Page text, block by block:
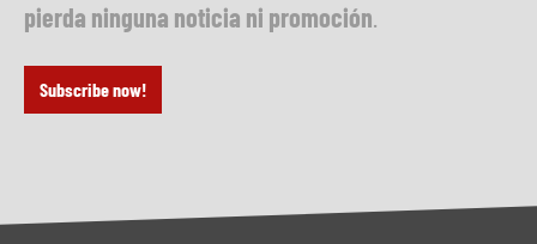
pierda ninguna noticia ni promoción
Subscribe now!